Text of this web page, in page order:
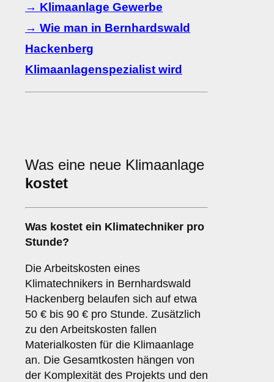
→ Klimaanlage Gewerbe
→ Wie man in Bernhardswald
Hackenberg
Klimaanlagenspezialist wird
Was eine neue Klimaanlage
kostet
Was kostet ein Klimatechniker pro
Stunde?
Die Arbeitskosten eines
Klimatechnikers in Bernhardswald
Hackenberg belaufen sich auf etwa
50 € bis 90 € pro Stunde. Zusätzlich
zu den Arbeitskosten fallen
Materialkosten für die Klimaanlage
an. Die Gesamtkosten hängen von
der Komplexität des Projekts und den